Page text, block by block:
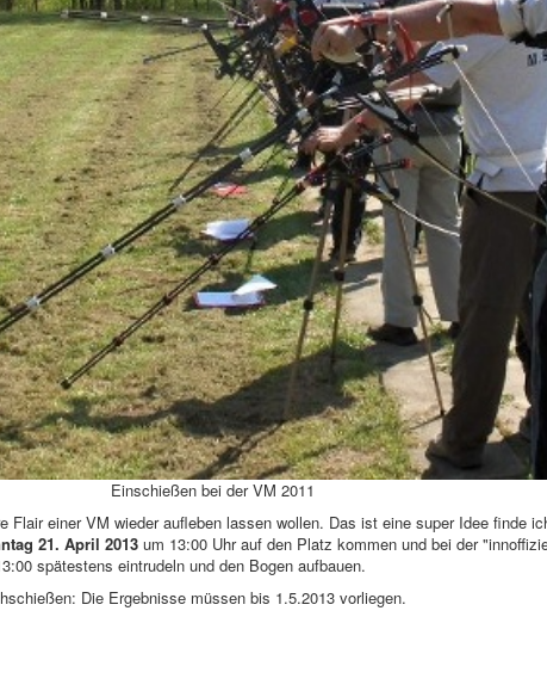
Einschießen bei der VM 2011
einer VM wieder aufleben lassen wollen. Das ist eine super Idee finde
21. April 2013 um 13:00 Uhr auf den Platz kommen und bei der
spätestens eintrudeln und den Bogen aufbauen.
Die Ergebnisse müssen bis 1.5.2013 vorliegen.